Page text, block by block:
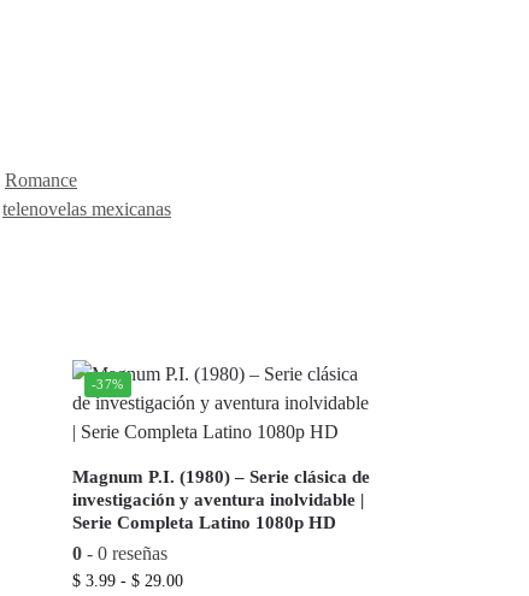
Romance
telenovelas mexicanas
-37%
Magnum P.I. (1980) – Serie clásica de
investigación y aventura inolvidable |
Serie Completa Latino 1080p HD
0 - 0 reseñas
$ 3.99 - $ 29.00